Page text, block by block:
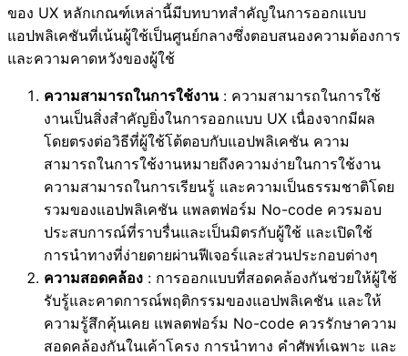
ของ UX หลักเกณฑ์เหล่านี้มีบทบาทสำคัญในการออกแบบ
แอปพลิเคชันที่เน้นผู้ใช้เป็นศูนย์กลางซึ่งตอบสนองความต้องการ
และความคาดหวังของผู้ใช้
ความสามารถในการใช้งาน: ความสามารถในการใช้
งานเป็นสิ่งสำคัญยิ่งในการออกแบบ UX เนื่องจากมีผล
โดยตรงต่อวิธีที่ผู้ใช้โต้ตอบกับแอปพลิเคชัน ความ
สามารถในการใช้งานหมายถึงความง่ายในการใช้งาน
ความสามารถในการเรียนรู้ และความเป็นธรรมชาติโดย
รวมของแอปพลิเคชัน แพลตฟอร์ม No-code ควรมอบ
ประสบการณ์ที่ราบรื่นและเป็นมิตรกับผู้ใช้ และเปิดใช้
การนำทางที่ง่ายดายผ่านฟีเจอร์และส่วนประกอบต่างๆ
ความสอดคล้อง : การออกแบบที่สอดคล้องกันช่วยให้ผู้ใช้
รับรู้และคาดการณ์พฤติกรรมของแอปพลิเคชัน และให้
ความรู้สึกคุ้นเคย แพลตฟอร์ม No-code ควรรักษาความ
สอดคล้องกันในเค้าโครง การนำทาง คำศัพท์เฉพาะ และ